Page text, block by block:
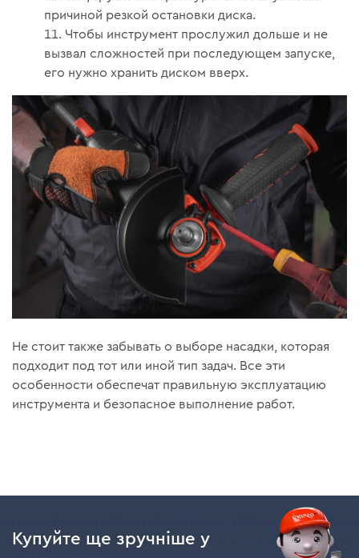
причиной резкой остановки диска.
Чтобы инструмент прослужил дольше и не
вызвал сложностей при последующем запуске,
его нужно хранить диском вверх.
Не стоит также забывать о выборе насадки, которая
подходит под тот или иной тип задач. Все эти
особенности обеспечат правильную эксплуатацию
инструмента и безопасное выполнение работ.
Купуйте ще зручніше у